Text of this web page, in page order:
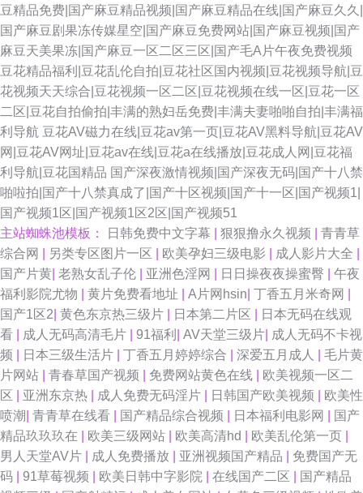
豆精品免费|国产麻豆精品视频|国产麻豆精品在线|国产麻豆久久|
国产麻豆剧果冻传媒星空|国产麻豆免费网站|国产麻豆视频|国产
麻豆天美果冻|国产麻豆一区二区三区|国产毛A片午夜免费视频
豆花精品福利|豆花乱伦自拍|豆花社区国内视频|豆花视频导航|豆
花视频天天综合|豆花视频一区二区|豆花视频在线一区|豆花一区
二区|豆花自拍偷拍|丰满的熟妇岳免费|丰满夫妻啪啪自拍|丰满福
利导航 豆花AV磁力在线|豆花av第一页|豆花AV黑料导航|豆花AV
网|豆花AV网址|豆花av在线|豆花a在线播放|豆花成人网|豆花福
利导航|豆花国精品 国产深夜激情视频|国产深夜无码|国产十八禁
啪啦拍|国产十八禁真成了|国产十区视频|国产十一区|国产视频1|
国产视频1区|国产视频1区2区|国产视频51
主站蜘蛛池模板：
日韩免费中文字幕 狠狠撸永久视频
青青草
综合网
另类专区图片一区 欧美孕妇三级电影 成人影片大全
国产片黄 老熟女乱子伦 亚洲色淫网 日日操夜夜操蜜臀
午夜
福利影院尤物
黄片免费看地址 A片网hsin 丁香五月米奇网
国产1区2 黄色东京热三级片 日本第二片区
日本无码在线观
看
成人无码高清毛片 91福利 AV天堂三级片 成人无码不卡视
频
日本三级生活片 丁香五月婷婷综合 深爱五月成人
毛片黄
片网站
青春草国产视频 免费网站黄色在线
欧美视频一区二
区
亚洲东京热 成人免费无码淫片 日韩国产欧美视频
欧美性
喷潮 青青草在线看 国产精品综合视频 日本福利电影网
国产
精品玖玖玖在
欧美三级网站 欧美高清hd 欧美乱伦第一页
男人天堂AV片
成人免费播放 亚洲视频国产精品
免费国产无
码
91草莓视频 欧美日韩中字影院 在线国产二区
国产精品